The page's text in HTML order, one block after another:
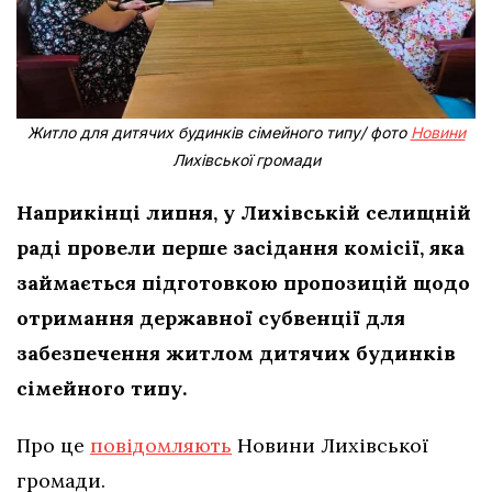
Житло для дитячих будинків сімейного типу/ фото Новини
Лихівської громади
Наприкінці липня, у Лихівській селищній
раді провели перше засідання комісії, яка
займається підготовкою пропозицій щодо
отримання державної субвенції для
забезпечення житлом дитячих будинків
сімейного типу.
Про це повідомляють Новини Лихівської
громади.